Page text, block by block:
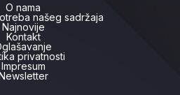
O nama
našeg sadržaja
Najnovije
Kontakt
privatnosti
Impresum